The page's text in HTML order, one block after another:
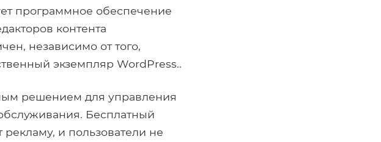
программное обеспечение
контента
независимо от того,
экземпляр WordPress..
решением для управления
Бесплатный
и пользователи не